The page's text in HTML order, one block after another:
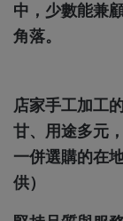
中，少數能兼
角落。
店家手工加工
甘、用途多元
一併選購的在
供）